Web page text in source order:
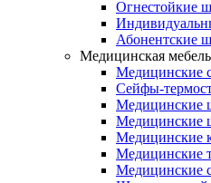
Огнестойкие
Абонентские
Медицинская мебель
Медицинские
Сейфы-
Медицинские
Медицинские
Медицинские
Медицинские
Медицинские